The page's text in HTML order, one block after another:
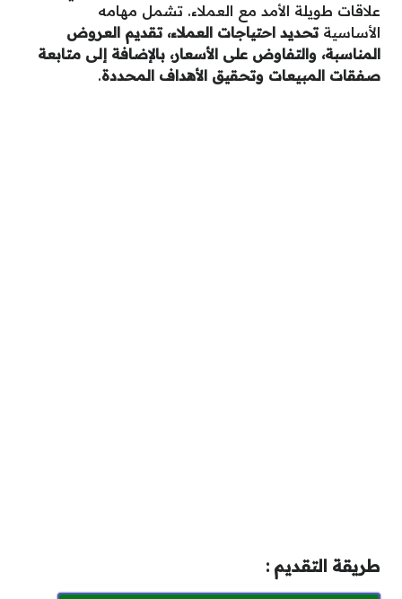
علاقات طويلة الأمد مع العملاء. تشمل مهامه
الأساسيةتحديد احتياجات العملاء، تقديم العروض
المناسبة، والتفاوض على الأسعار، بالإضافة إلى متابعة
صفقات المبيعات وتحقيق الأهداف المحددة.
طريقة التقديم :